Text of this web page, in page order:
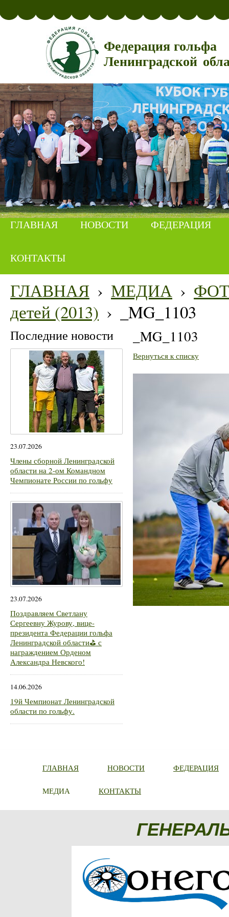
Федерация гольфа
Ленинградской
ГЛАВНАЯ НОВОСТИ ФЕДЕРАЦИЯ
КОНТАКТЫ
ГЛАВНАЯ › МЕДИА ›
детей (2013) › _MG_1103
Последние новости
23.07.2026
Члены сборной Ленинградской
области на 2-ом Командном
Чемпионате России по гольфу
23.07.2026
Поздравляем Светлану
Сергеевну Журову, вице-
президента Федерации гольфа
Ленинградской области⛳ с
награждением Орденом
Александра Невского!
14.06.2026
19й Чемпионат Ленинградской
области по гольфу.
_MG_1103
Вернуться к списку
ГЛАВНАЯ НОВОСТИ ФЕДЕРАЦИЯ
МЕДИА КОНТАКТЫ